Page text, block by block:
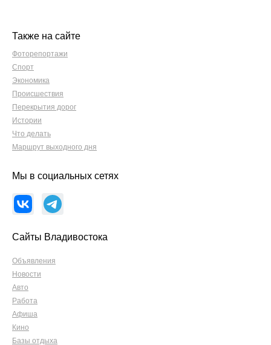
Также на сайте
Фоторепортажи
Спорт
Экономика
Происшествия
Перекрытия дорог
Истории
Что делать
Маршрут выходного дня
Мы в социальных сетях
Сайты Владивостока
Объявления
Новости
Авто
Работа
Афиша
Кино
Базы отдыха